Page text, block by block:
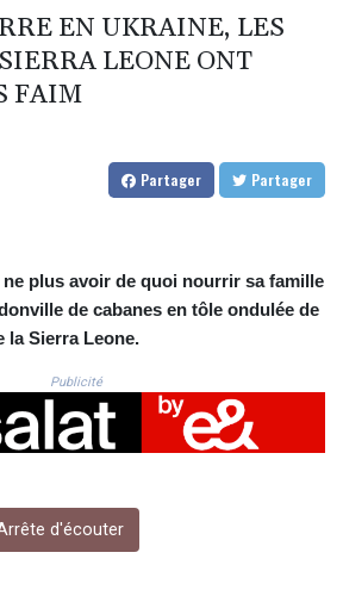
CLP 1055.210169
CNY 7.775763
CNH 7.773194
CUC 1.152127
CUP 30.531367
DKK 7.475686
DOP 67.260629
DZD 153.094981
EGP 57.25311
ERN 17.281906
ETB 186.307243
FJD 2.552999
GBP 0.856474
GEL 3.01278
GGP 0.855822
EN UKRAINE, LES
LEONE ONT
FAIM
Partager Partager
ne plus avoir de quoi nourrir sa famille
de cabanes en tôle ondulée de
la Sierra Leone.
Publicité
d'écouter